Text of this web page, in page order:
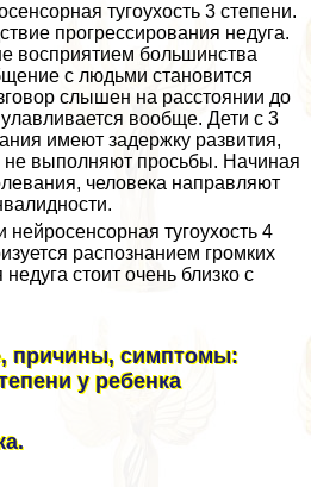
тугоухость 3 степени.
прогрессирования недуга.
восприятием большинства
с людьми становится
слышен на расстоянии до
вообще. Дети с 3
имеют задержку развития,
не выполняют просьбы. Начиная
человека направляют
тугоухость 4
распознанием громких
стоит очень близко с
причины, симптомы:
у ребенка